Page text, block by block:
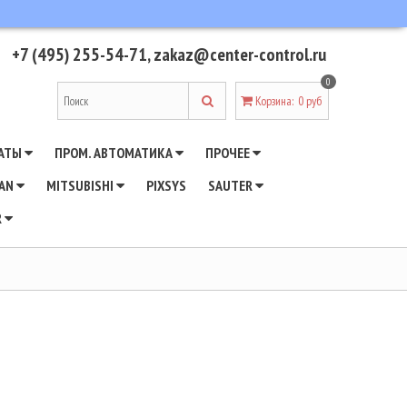
+7 (495) 255-54-71,zakaz@center-control.ru
Корзина:
0
0 руб
ПРОМ. АВТОМАТИКА
ПРОЧЕЕ
MITSUBISHI PIXSYS
SAUTER